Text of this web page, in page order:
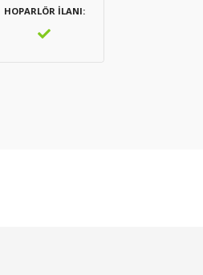
HOPARLÖR İLANI